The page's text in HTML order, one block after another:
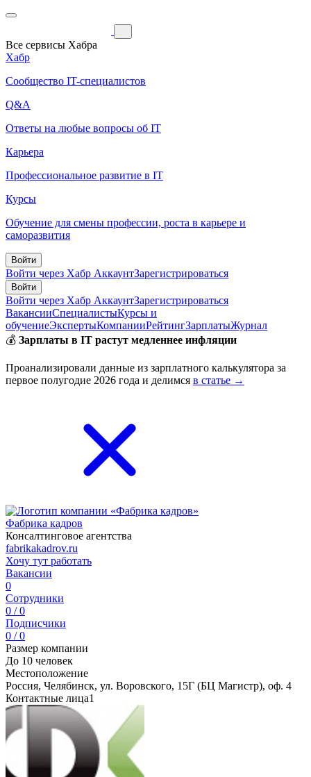
Все сервисы Хабра
Хабр
Сообщество IT-специалистов
Q&A
Ответы на любые вопросы об IT
Карьера
Профессиональное развитие в IT
Курсы
Обучение для смены профессии, роста в карьере и
саморазвития
Войти
Войти через Хабр АккаунтЗарегистрироваться
Войти
Войти через Хабр АккаунтЗарегистрироваться
ВакансииСпециалистыКурсы и
обучениеЭкспертыКомпанииРейтингЗарплатыЖурнал
💰 Зарплаты в IT растут медленнее инфляции
Проанализировали данные из зарплатного калькулятора за
первое полугодие 2026 года и делимся в статье →
Фабрика кадров
Консалтинговое агентства
fabrikakadrov.ru
Хочу тут работать
Вакансии
0
Сотрудники
0 / 0
Подписчики
0 / 0
Размер компании
До 10 человек
Местоположение
Россия, Челябинск, ул. Воровского, 15Г (БЦ Магистр), оф. 4
Контактные лица1